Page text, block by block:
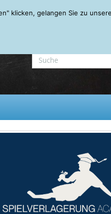
Account About Autoren
klicken, gelangen Sie zu